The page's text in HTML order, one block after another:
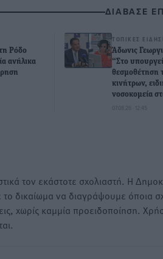
ΔΙΑΒΑΣΕ
Ρόδο
ανήλικα
ΤΟΠΙΚΈΣ
Άδωνις
“Στο
θεσμοθέτηση
κινήτρων,
νοσοκομεία
07.08.26 · 12:45
τον εκάστοτε σχολιαστή. Η
το δικαίωμα να διαγράψουμε όποια
χωρίς καμμία προειδοποίηση.